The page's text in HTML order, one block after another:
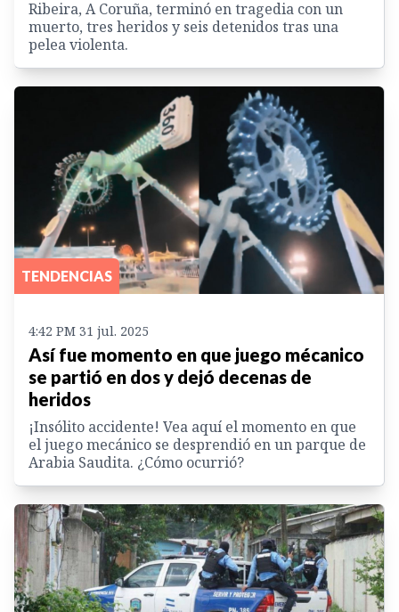
Ribeira, A Coruña, terminó en tragedia con un
muerto, tres heridos y seis detenidos tras una
pelea violenta.
TENDENCIAS
4:42 PM 31 jul. 2025
Así fue momento en que juego mécanico
se partió en dos y dejó decenas de
heridos
¡Insólito accidente! Vea aquí el momento en que
el juego mecánico se desprendió en un parque de
Arabia Saudita. ¿Cómo ocurrió?